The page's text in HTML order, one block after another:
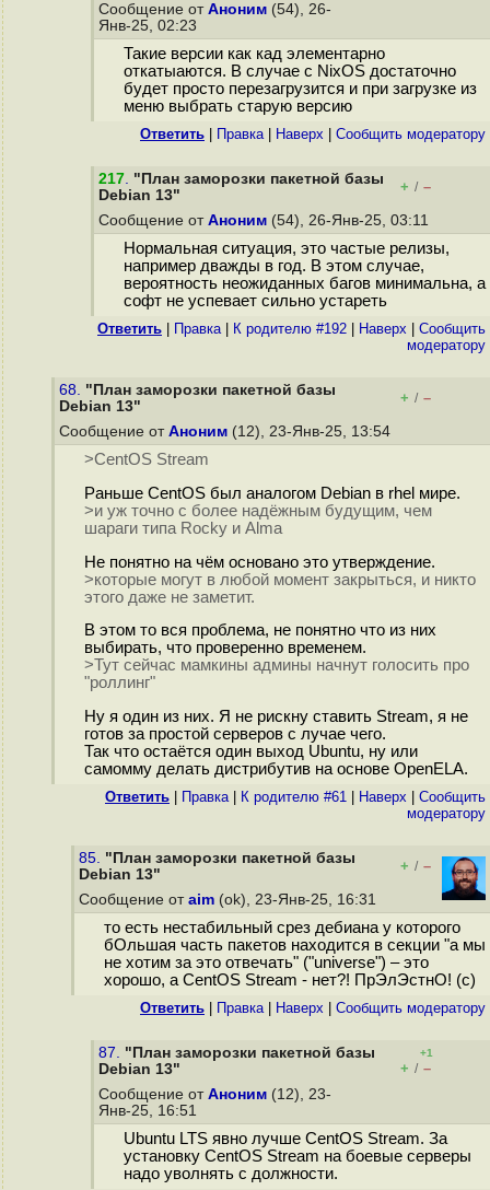
Сообщение от Аноним (54), 26-
Янв-25, 02:23
Такие версии как кад элементарно
откатыаются. В случае с NixOS достаточно
будет просто перезагрузится и при загрузке из
меню выбрать старую версию
Ответить Правка| Наверх Cообщить модератору
217. "План заморозки пакетной базы
Debian 13"
+ / –
Сообщение от Аноним (54), 26-Янв-25, 03:11
Нормальная ситуация, это частые релизы,
например дважды в год. В этом случае,
вероятность неожиданных багов минимальна, а
софт не успевает сильно устареть
Ответить Правка| К родителю #192 Наверх
Cообщить
модератору
68. "План заморозки пакетной базы
Debian 13"
+ / –
Сообщение от Аноним (12), 23-Янв-25, 13:54
>CentOS Stream
Раньше CentOS был аналогом Debian в rhel мире.
>и уж точно с более надёжным будущим, чем
шараги типа Rocky и Alma
Не понятно на чём основано это утверждение.
>которые могут в любой момент закрыться, и никто
этого даже не заметит.
В этом то вся проблема, не понятно что из них
выбирать, что проверенно временем.
>Тут сейчас мамкины админы начнут голосить про
"роллинг"
Ну я один из них. Я не рискну ставить Stream, я не
готов за простой серверов с лучае чего.
Так что остаётся один выход Ubuntu, ну или
самомму делать дистрибутив на основе OpenELA.
Ответить Правка| К родителю #61 Наверх
Cообщить
модератору
85. "План заморозки пакетной базы
Debian 13"
+ / –
Сообщение от aim (ok), 23-Янв-25, 16:31
то есть нестабильный срез дебиана у которого
бОльшая часть пакетов находится в секции "а мы
не хотим за это отвечать" ("universe") – это
хорошо, а CentOS Stream - нет?! ПрЭлЭстнО! (с)
Ответить Правка| Наверх Cообщить модератору
87. "План заморозки пакетной базы
Debian 13"
+1
+ / –
Сообщение от Аноним (12), 23-
Янв-25, 16:51
Ubuntu LTS явно лучше CentOS Stream. За
установку CentOS Stream на боевые серверы
надо уволнять с должности.